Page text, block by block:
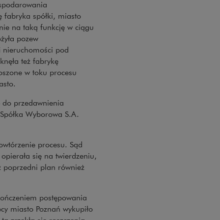
fabryka spółki, miasto
na taką funkcję w ciągu
pozew
nieruchomości pod
też fabrykę
w toku procesu
do przedawnienia
Wyborowa S.A.
procesu. Sąd
się na twierdzeniu,
poprzedni plan również
postępowania
miasto Poznań wykupiło